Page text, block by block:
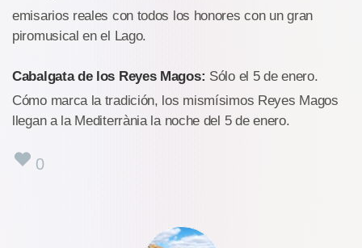
emisarios reales con todos los honores con un gran
piromusical en el Lago.
Cabalgata de los Reyes Magos: Sólo el 5 de enero.
Cómo marca la tradición, los mismísimos Reyes Magos
llegan a la Mediterrània la noche del 5 de enero.
0